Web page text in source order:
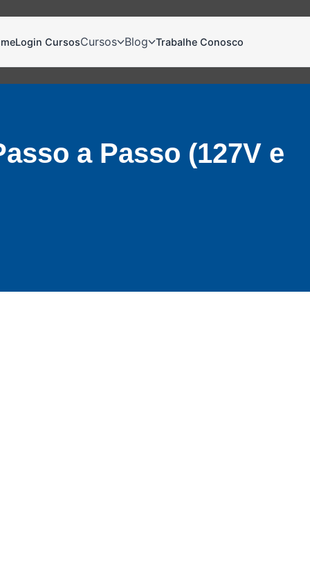
Login CursosCursos Blog Trabalhe Conosco
a Passo (127V e